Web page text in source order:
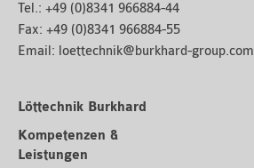
Tel.: +49 (0)8341 966884-44
Fax: +49 (0)8341 966884-55
Email: loettechnik@burkhard-group.com
Löttechnik Burkhard
Kompetenzen &
Leistungen